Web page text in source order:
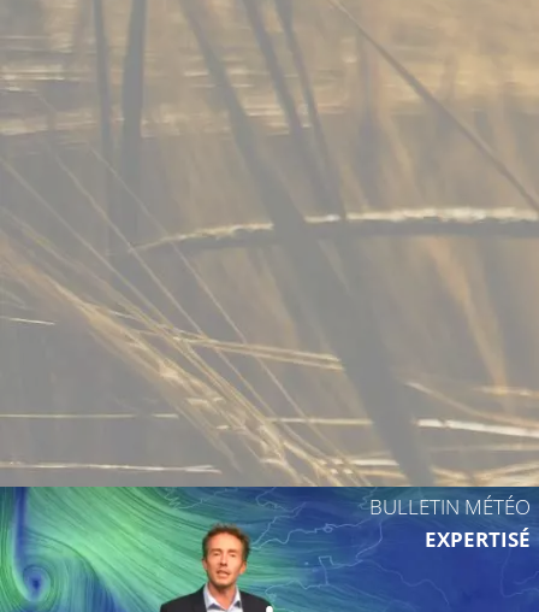
BULLETIN MÉTÉO
EXPERTISÉ